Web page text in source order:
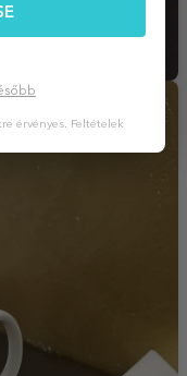
érvényes. Feltételek